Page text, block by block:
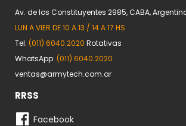
Av. de los Constituyentes 2985, CABA,
LUN A VIER DE 10 A 13 / 14 A 17 HS
Tel: (011) 6040.2020 Rotativas
WhatsApp: (011) 6040.2020
ventas@armytech.com.ar
RRSS
Facebook